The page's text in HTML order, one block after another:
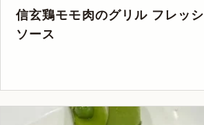
信玄鶏モモ肉のグリル フレッ
ソース